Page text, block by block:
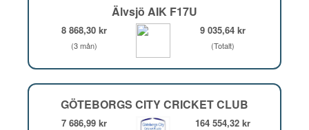
Älvsjö AIK F17U
8 868,30 kr
(3 mån)
9 035,64 kr
(Totalt)
GÖTEBORGS CITY CRICKET CLUB
7 686,99 kr 164 554,32 kr